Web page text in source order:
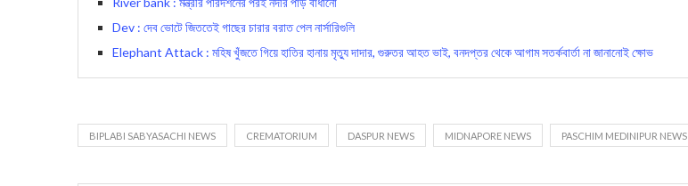
Dev : দেব ভোটে জিততেই গাছের চারার বরাত পেল নার্সারিগুলি
Elephant Attack : মহিষ খুঁজতে গিয়ে হাতির হানায় মৃত্যু দাদার, গুরুতর আহত ভাই, বনদপ্তর থেকে আগাম সতর্কবার্তা না জানানোই ক্ষোভ
BIPLABI SABYASACHI NEWS CREMATORIUM DASPUR NEWS MIDNAPORE NEWS PASCHIM MEDINIPUR NEWS